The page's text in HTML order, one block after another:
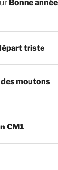
Bonne année
triste
des moutons
CM1